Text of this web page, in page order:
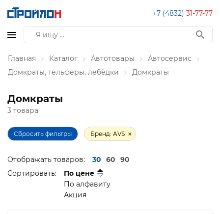
+7 (4832) 31-77-77
Главная Каталог Автотовары
Автосервис
Домкраты, тельферы, лебёдки
Домкраты
Домкраты
3 товара
Сбросить фильтры Бренд: AVS
Отображать товаров: 30 60
90
Сортировать:
По цене
По алфавиту
Акция